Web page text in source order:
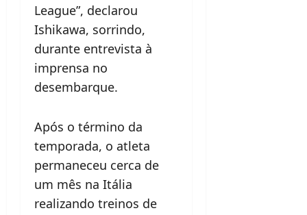
League”, declarou
Ishikawa, sorrindo,
durante entrevista à
imprensa no
desembarque.
Após o término da
temporada, o atleta
permaneceu cerca de
um mês na Itália
realizando treinos de